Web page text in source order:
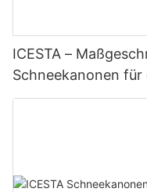
ICESTA –
Schneekanonen